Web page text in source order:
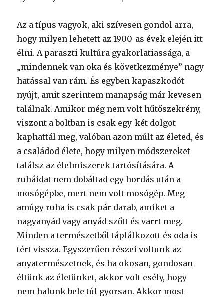
Az a típus vagyok, aki szívesen gondol arra,
hogy milyen lehetett az 1900-as évek elején itt
élni. A paraszti kultúra gyakorlatiassága, a
„mindennek van oka és következménye” nagy
hatással van rám. És egyben kapaszkodót
nyújt, amit szerintem manapság már kevesen
találnak. Amikor még nem volt hűtőszekrény,
viszont a boltban is csak egy-két dolgot
kaphattál meg, valóban azon múlt az életed, és
a családod élete, hogy milyen módszereket
találsz az élelmiszerek tartósítására. A
ruháidat nem dobáltad egy hordás után a
mosógépbe, mert nem volt mosógép. Meg
amúgy ruha is csak pár darab, amiket a
nagyanyád vagy anyád szőtt és varrt meg.
Minden a természetből táplálkozott és oda is
tért vissza. Egyszerűen részei voltunk az
anyatermészetnek, és ha okosan, gondosan
éltünk az életünket, akkor volt esély, hogy
nem halunk bele túl gyorsan. Akkor most